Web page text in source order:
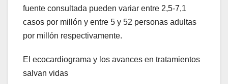
fuente consultada pueden variar entre 2,5-7,1
casos por millón y entre 5 y 52 personas adultas
por millón respectivamente.
El ecocardiograma y los avances en tratamientos
salvan vidas